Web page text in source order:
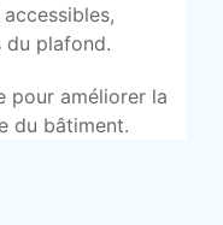
du plafond.
pour améliorer la
du bâtiment.